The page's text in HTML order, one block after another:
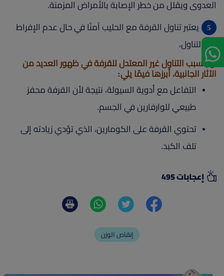
العدوى ويقلل من خطر الإصابة بالأمراض المزمنة.
يعتبر تناول القرفة مع الحليب آمنًا في حال عدم الإفراط
في التناول،
و يتسبب التناول غير المعتدل للقرفة في ظهور العديد من
الآثار الجانبية، أبرزها فيمّا يلي:
التفاعل مع أدوية السيولة، نتيجة لأن القرفة محفز
طبيعي للوارفارين في الجسم.
تحتوي القرفة على الكومارين، الذي تؤدي زيادته إلى
تلف الكبد.
إعجابات 495
إنقاص الوزن